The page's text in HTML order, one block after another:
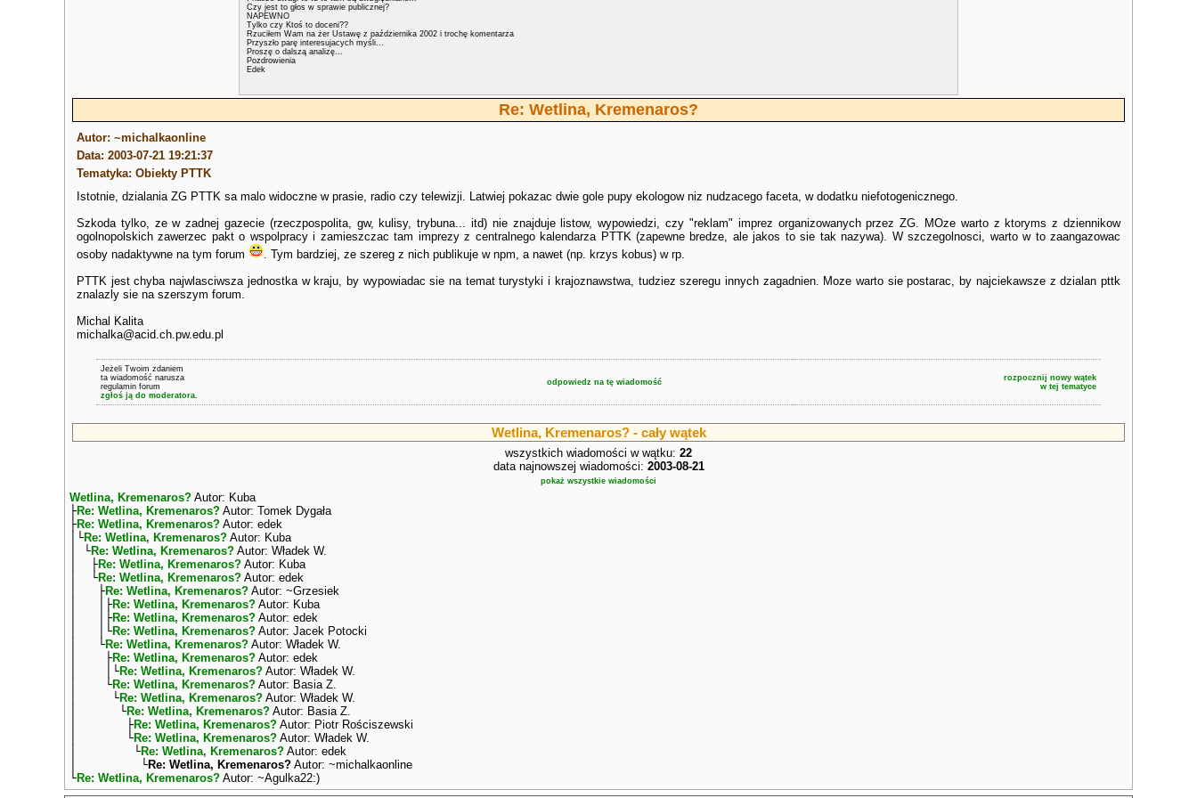
Czy jest to głos w sprawie publicznej?
NAPEWNO
Tylko czy Ktoś to doceni??
Rzuciłem Wam na żer Ustawę z października 2002 i trochę komentarza
Przyszło parę interesujacych myśli...
Proszę o dalszą analizę...
Pozdrowienia
Edek
Re: Wetlina, Kremenaros?
Autor: ~michalkaonline
Data: 2003-07-21 19:21:37
Tematyka: Obiekty PTTK
Istotnie, dzialania ZG PTTK sa malo widoczne w prasie, radio czy telewizji. Latwiej pokazac dwie gole pupy ekologow niz nudzacego faceta, w dodatku niefotogenicznego.
Szkoda tylko, ze w zadnej gazecie (rzeczpospolita, gw, kulisy, trybuna... itd) nie znajduje listow, wypowiedzi, czy "reklam" imprez organizowanych przez ZG. MOze warto z ktoryms z dziennikow
ogolnopolskich zawerzec pakt o wspolpracy i zamieszczac tam imprezy z centralnego kalendarza PTTK (zapewne bredze, ale jakos to sie tak nazywa). W szczegolnosci, warto w to zaangazowac
osoby nadaktywne na tym forum
. Tym bardziej, ze szereg z nich publikuje w npm, a nawet (np. krzys kobus) w rp.
PTTK jest chyba najwlasciwsza jednostka w kraju, by wypowiadac sie na temat turystyki i krajoznawstwa, tudziez szeregu innych zagadnien. Moze warto sie postarac, by najciekawsze z dzialan pttk
znalazly sie na szerszym forum.
Michal Kalita
michalka@acid.ch.pw.edu.pl
Jeżeli Twoim zdaniem
ta wiadomość narusza
regulamin forum
zgłoś ją do moderatora.
odpowiedz na tę wiadomość
rozpocznij nowy wątek
w tej tematyce
Wetlina, Kremenaros? - cały wątek
wszystkich wiadomości w wątku: 22
data najnowszej wiadomości: 2003-08-21
pokaż wszystkie wiadomości
Wetlina, Kremenaros? Autor: Kuba
├Re: Wetlina, Kremenaros? Autor: Tomek Dygała
├Re: Wetlina, Kremenaros? Autor: edek
│└Re: Wetlina, Kremenaros? Autor: Kuba
│ └Re: Wetlina, Kremenaros? Autor: Władek W.
│ ├Re: Wetlina, Kremenaros? Autor: Kuba
│ └Re: Wetlina, Kremenaros? Autor: edek
│ ├Re: Wetlina, Kremenaros? Autor: ~Grzesiek
│ │├Re: Wetlina, Kremenaros? Autor: Kuba
│ │├Re: Wetlina, Kremenaros? Autor: edek
│ │└Re: Wetlina, Kremenaros? Autor: Jacek Potocki
│ └Re: Wetlina, Kremenaros? Autor: Władek W.
│ ├Re: Wetlina, Kremenaros? Autor: edek
│ │└Re: Wetlina, Kremenaros? Autor: Władek W.
│ └Re: Wetlina, Kremenaros? Autor: Basia Z.
│ └Re: Wetlina, Kremenaros? Autor: Władek W.
│ └Re: Wetlina, Kremenaros? Autor: Basia Z.
│ ├Re: Wetlina, Kremenaros? Autor: Piotr Rościszewski
│ └Re: Wetlina, Kremenaros? Autor: Władek W.
│ └Re: Wetlina, Kremenaros? Autor: edek
│ └Re: Wetlina, Kremenaros? Autor: ~michalkaonline
└Re: Wetlina, Kremenaros? Autor: ~Agulka22:)